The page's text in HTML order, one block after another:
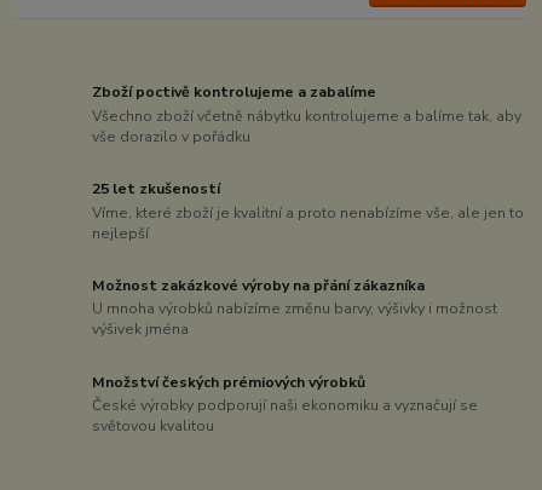
Zboží poctivě kontrolujeme a zabalíme
Všechno zboží včetně nábytku kontrolujeme a balíme tak, aby
vše dorazilo v pořádku
25 let zkušeností
Víme, které zboží je kvalitní a proto nenabízíme vše, ale jen to
nejlepší
Možnost zakázkové výroby na přání zákazníka
U mnoha výrobků nabízíme změnu barvy, výšivky i možnost
výšivek jména
Množství českých prémiových výrobků
České výrobky podporují naši ekonomiku a vyznačují se
světovou kvalitou